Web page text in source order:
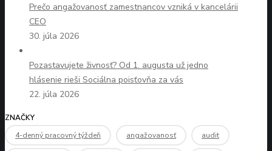
Prečo angažovanosť zamestnancov vzniká v kancelárii
CEO
30. júla 2026
Pozastavujete živnosť? Od 1. augusta už jedno
hlásenie rieši Sociálna poisťovňa za vás
22. júla 2026
ZNAČKY
4-denný pracovný týždeň
angažovanosť audit